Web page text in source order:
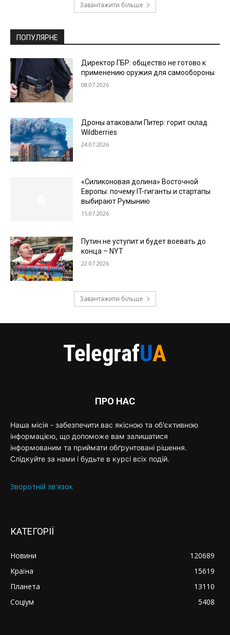
Завантажити більше
ПОПУЛЯРНЕ
Директор ГБР: общество не готово к
применению оружия для самообороны
08.07.2026
Дроны атаковали Питер: горит склад
Wildberries
24.07.2026
«Силиконовая долина» Восточной
Европы: почему IT-гиганты и стартапы
выбирают Румынию
15.07.2026
Путин не уступит и будет воевать до
конца – NYT
22.07.2026
Завантажити більше
ПРО НАС
Наша місія - забезпечити вас якісною та об'єктивною
інформацією, що допоможе вам залишатися
інформованим та приймати обґрунтовані рішення.
Слідкуйте за нами і будьте в курсі всіх подій.
Зворотній зв'язок
КАТЕГОРІЇ
Новини
120689
Країна
15619
Планета
13110
Соціум
5408